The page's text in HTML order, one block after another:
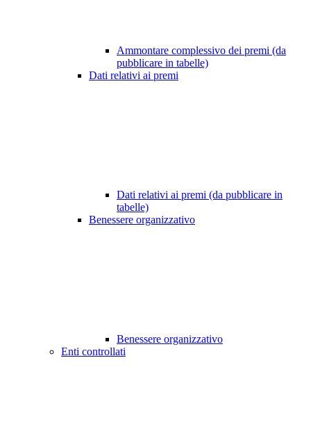
Ammontare complessivo dei premi (da
pubblicare in tabelle)
Dati relativi ai premi
Dati relativi ai premi (da pubblicare in
tabelle)
Benessere organizzativo
Benessere organizzativo
Enti controllati